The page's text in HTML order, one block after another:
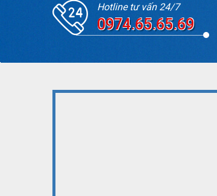
Hotline tư vấn 24/7
0974.65.65.69